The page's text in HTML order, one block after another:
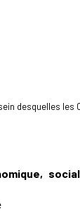
desquelles les